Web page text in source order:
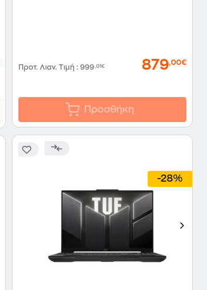
Προτ. Λιαν. Τιμή : 999,01€ 879,00€
Προσθήκη
-28%